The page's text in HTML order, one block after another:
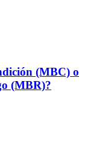
(MBC) o
(MBR)?